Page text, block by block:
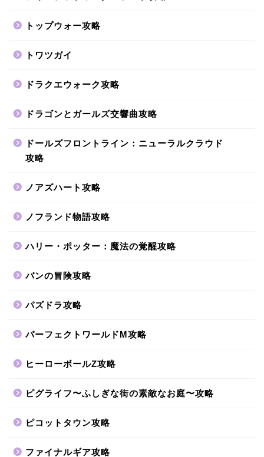
トップウォー攻略
トワツガイ
ドラクエウォーク攻略
ドラゴンとガールズ交響曲攻略
ドールズフロントライン：ニューラルクラウド
攻略
ノアズハート攻略
ノフランド物語攻略
ハリー・ポッター：魔法の覚醒攻略
バンの冒険攻略
パズドラ攻略
パーフェクトワールドM攻略
ヒーローボールZ攻略
ピグライフ〜ふしぎな街の素敵なお庭〜攻略
ピコットタウン攻略
ファイナルギア攻略